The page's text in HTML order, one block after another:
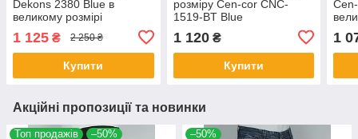
Dekons 2380 Blue в
великому розмірі
1 125 ₴ 2 250 ₴
Купити
розміру Cen-cor CNC-
1519-BT Blue
1 120₴
Купити
1
Акційні пропозиції та новинки
Топ продажів –50% –50%